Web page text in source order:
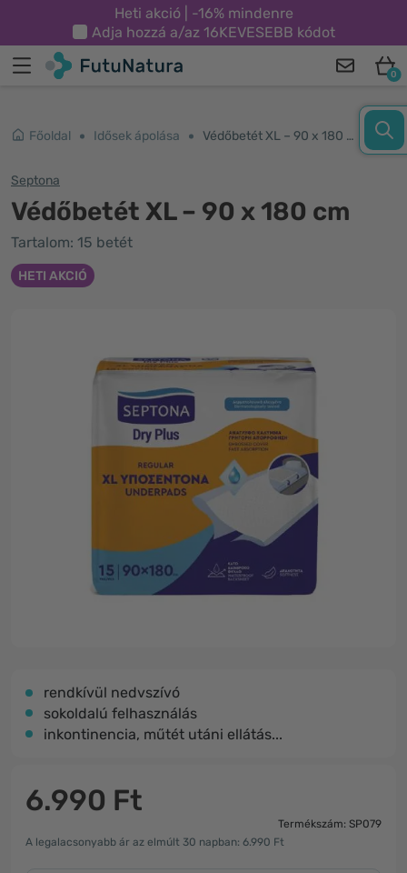
Heti akció | -16% mindenre
Adja hozzá a/az 16KEVESEBB kódot
0
Főoldal Idősek ápolása Védőbetét XL – 90 x 180 cm
Septona
Védőbetét XL – 90 x 180 cm
Tartalom: 15 betét
HETI AKCIÓ
rendkívül nedvszívó
sokoldalú felhasználás
inkontinencia, műtét utáni ellátás...
6.990 Ft
Termékszám: SP079
A legalacsonyabb ár az elmúlt 30 napban: 6.990 Ft